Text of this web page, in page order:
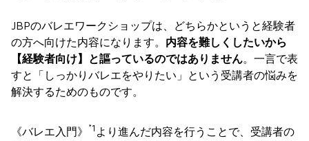
JBPのバレエワークショップは、どちらかというと経験者
の方へ向けた内容になります。 内容を難しくしたいから
【経験者向け】と謳っているのではありません。一言で表
すと「しっかりバレエをやりたい」という受講者の悩みを
解決するためのものです。
《バレエ入門》 *1 より進んだ内容を行うことで、受講者の